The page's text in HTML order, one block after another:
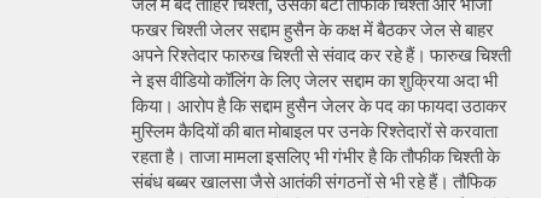
जेल में बंद ताहिर चिश्ती, उसका बेटा तौफीक चिश्ती और भांजा
फखर चिश्ती जेलर सद्दाम हुसैन के कक्ष में बैठकर जेल से बाहर
अपने रिश्तेदार फारुख चिश्ती से संवाद कर रहे हैं। फारुख चिश्ती
ने इस वीडियो कॉलिंग के लिए जेलर सद्दाम का शुक्रिया अदा भी
किया। आरोप है कि सद्दाम हुसैन जेलर के पद का फायदा उठाकर
मुस्लिम कैदियों की बात मोबाइल पर उनके रिश्तेदारों से करवाता
रहता है। ताजा मामला इसलिए भी गंभीर है कि तौफीक चिश्ती के
संबंध बब्बर खालसा जैसे आतंकी संगठनों से भी रहे हैं। तौफिक